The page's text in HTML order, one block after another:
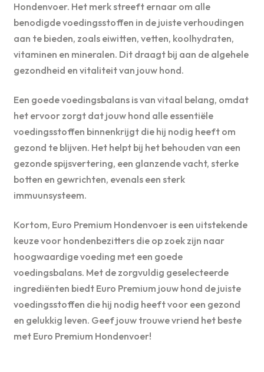
Hondenvoer. Het merk streeft ernaar om alle
benodigde voedingsstoffen in de juiste verhoudingen
aan te bieden, zoals eiwitten, vetten, koolhydraten,
vitaminen en mineralen. Dit draagt bij aan de algehele
gezondheid en vitaliteit van jouw hond.
Een goede voedingsbalans is van vitaal belang, omdat
het ervoor zorgt dat jouw hond alle essentiële
voedingsstoffen binnenkrijgt die hij nodig heeft om
gezond te blijven. Het helpt bij het behouden van een
gezonde spijsvertering, een glanzende vacht, sterke
botten en gewrichten, evenals een sterk
immuunsysteem.
Kortom, Euro Premium Hondenvoer is een uitstekende
keuze voor hondenbezitters die op zoek zijn naar
hoogwaardige voeding met een goede
voedingsbalans. Met de zorgvuldig geselecteerde
ingrediënten biedt Euro Premium jouw hond de juiste
voedingsstoffen die hij nodig heeft voor een gezond
en gelukkig leven. Geef jouw trouwe vriend het beste
met Euro Premium Hondenvoer!